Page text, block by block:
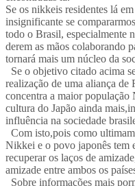
Se os nikkeis residentes lá
insignificante se
todo o Brasil, especialmente
derem as mãos colaborando
tornará mais um núcleo da
Se o objetivo citado acima
realização de uma aliança de
concentra a maior
cultura do Japão ainda
influência na sociedade
Com isto,pois como
Nikkei e o povo japonês tem
recuperar os laços de
amizade entre ambos os
Sobre informações mais